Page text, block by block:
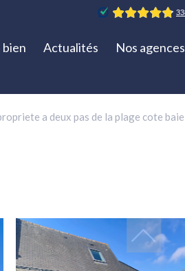
bien Actualités Nos agences
a deux pas de la plage cote baie